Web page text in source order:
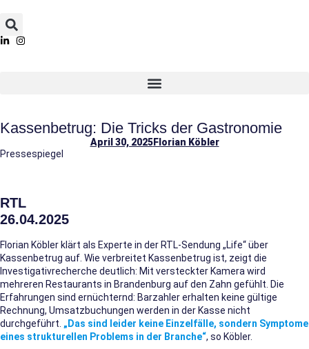
Kassenbetrug: Die Tricks der Gastronomie
April 30, 2025Florian Köbler
Pressespiegel
RTL
26.04.2025
Florian Köbler klärt als Experte in der RTL-Sendung „Life“ über
Kassenbetrug auf. Wie verbreitet Kassenbetrug ist, zeigt die
Investigativrecherche deutlich: Mit versteckter Kamera wird
mehreren Restaurants in Brandenburg auf den Zahn gefühlt. Die
Erfahrungen sind ernüchternd: Barzahler erhalten keine gültige
Rechnung, Umsatzbuchungen werden in der Kasse nicht
durchgeführt. „Das sind leider keine Einzelfälle, sondern Symptome
eines strukturellen Problems in der Branche“, so Köbler.